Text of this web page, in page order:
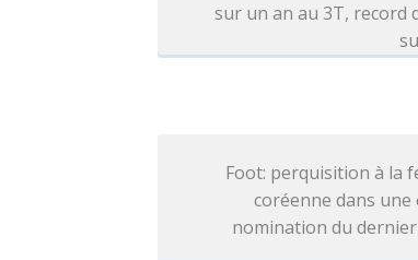
sur un an au 3T, record
Foot: perquisition à la
coréenne dans
nomination du